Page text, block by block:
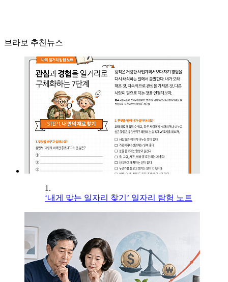
브라보 추천뉴스
1.
‘내게 맞는 일자리 찾기’ 일자리 탐험 노트